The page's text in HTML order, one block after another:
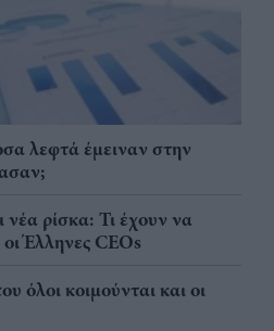
λεφτά έμειναν στην
ρίσκα: Τι έχουν να
Έλληνες CEOs
όλοι κοιμούνται και οι